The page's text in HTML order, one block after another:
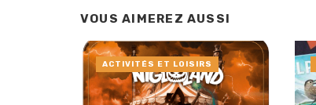
VOUS AIMEREZ AUSSI
ACTIVITÉS ET LOISIRS